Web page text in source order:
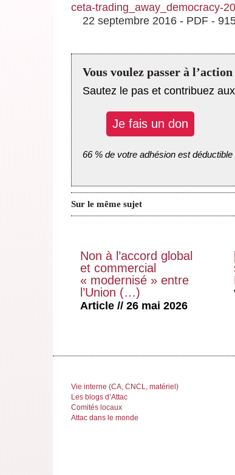
ceta-trading_away_democracy-
22 septembre 2016 - PDF -
Vous voulez passer à l’action
Sautez le pas et contribuez
Je fais un don
66 % de votre adhésion est
Sur le même sujet
Non à l’accord global
et commercial
« modernisé » entre
l’Union (…)
Article // 26 mai 2026
Vie interne (CA, CNCL, matériel)
Les blogs d’Attac
Comités locaux
Attac dans le monde